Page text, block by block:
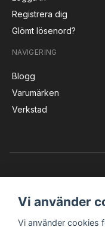
Registrera dig
Glömt lösenord?
NAVIGERING
Blogg
Varumärken
Verkstad
Vi använder
Vi använder cookies